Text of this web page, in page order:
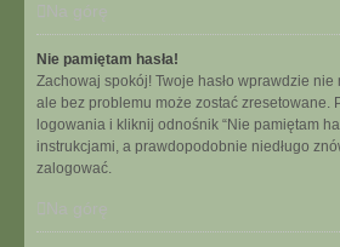
Na górę
Nie pamiętam hasła!
Zachowaj spokój! Twoje hasło wprawdzie
ale bez problemu może zostać zresetowane.
logowania i kliknij odnośnik “Nie pamiętam
instrukcjami, a prawdopodobnie niedługo
zalogować.
Na górę